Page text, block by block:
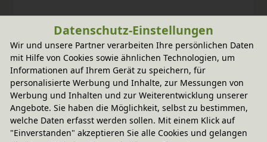
Datenschutz-Einstellungen
Wir und unsere Partner verarbeiten Ihre persönlichen Daten
mit Hilfe von Cookies sowie ähnlichen Technologien, um
Informationen auf Ihrem Gerät zu speichern, für
personalisierte Werbung und Inhalte, zur Messungen von
Werbung und Inhalten und zur Weiterentwicklung unserer
Angebote. Sie haben die Möglichkeit, selbst zu bestimmen,
welche Daten erfasst werden sollen. Mit einem Klick auf
"Einverstanden" akzeptieren Sie alle Cookies und gelangen